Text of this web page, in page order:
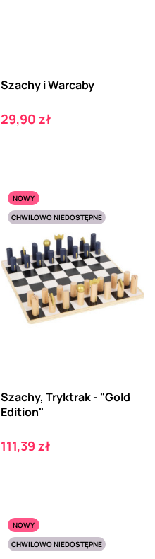
Szachy i Warcaby
Cena
29,90 zł
NOWY
CHWILOWO NIEDOSTĘPNE
Szachy, Tryktrak - "Gold
Edition"
Cena
111,39 zł
NOWY
CHWILOWO NIEDOSTĘPNE